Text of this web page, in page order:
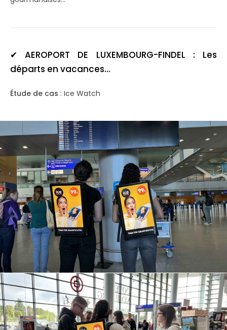
✔AEROPORT DE LUXEMBOURG-FINDEL : Les
départs en vacances…
Étude de cas : Ice Watch